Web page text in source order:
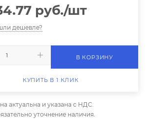
руб./шт
дешевле?
В КОРЗИНУ
КУПИТЬ В 1 КЛИК
актуальна и указана с НДС.
уточнение наличия.